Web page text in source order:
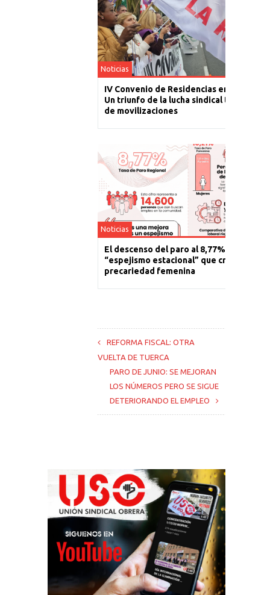
Noticias
IV Convenio de Residencias en La Rioja:
Un triunfo de la lucha sindical tras un año
de movilizaciones
Noticias
El descenso del paro al 8,77% es un
“espejismo estacional” que cronifica la
precariedad femenina
REFORMA FISCAL: OTRA
VUELTA DE TUERCA
PARO DE JUNIO: SE MEJORAN
LOS NÚMEROS PERO SE SIGUE
DETERIORANDO EL EMPLEO